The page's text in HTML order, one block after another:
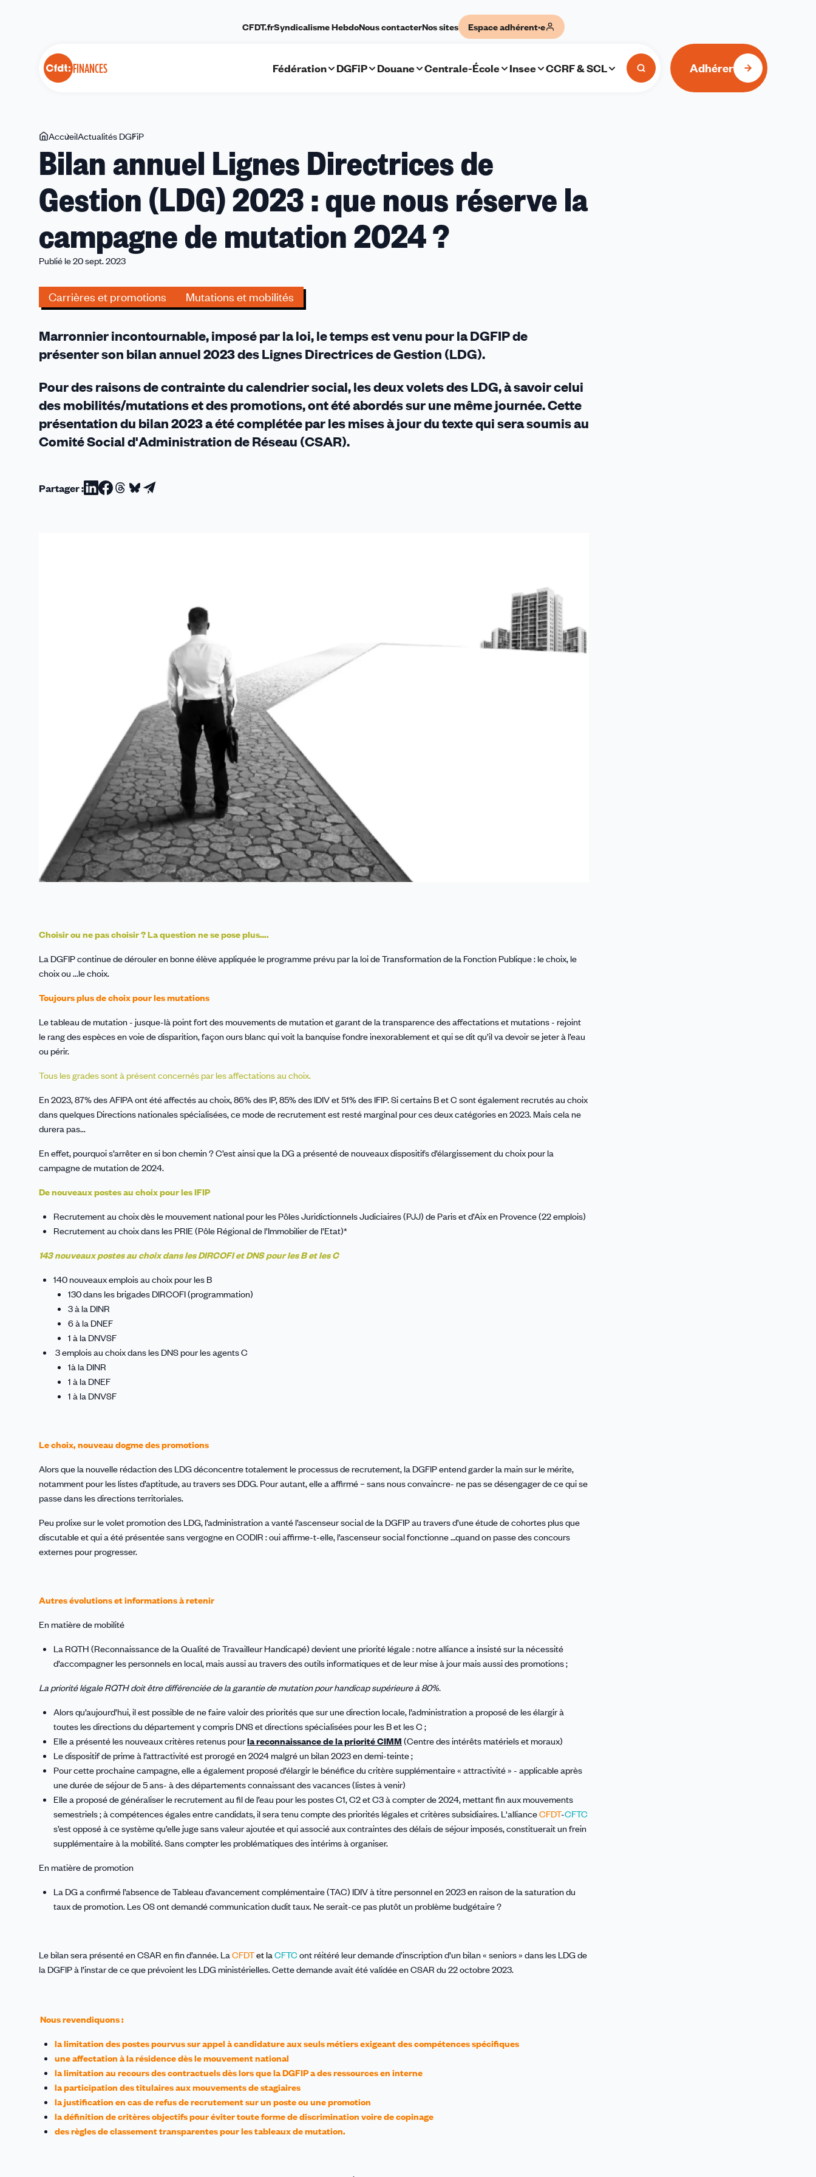
FINANCES
CFDT.frSyndicalisme HebdoNous contacterNos sites Espace adhérent·e
Fédération DGFiP Douane Centrale-École Insee CCRF & SCL Adhérer
Vous
êtes
ici
AccueilActualités DGFiP
annuel
Lignes
Directrices
de
Gestion
(LDG)
2023
nous
réserve
campagne
mutation
?
Bilan annuel Lignes Directrices de
Gestion (LDG) 2023 : que nous réserve la
campagne de mutation 2024 ?
Publié le 20 sept. 2023
Carrières et promotions Mutations et mobilités
Marronnier incontournable, imposé par la loi, le temps est venu pour la DGFIP de
présenter son bilan annuel 2023 des Lignes Directrices de Gestion (LDG).
Pour des raisons de contrainte du calendrier social, les deux volets des LDG, à savoir celui
des mobilités/mutations et des promotions, ont été abordés sur une même journée. Cette
présentation du bilan 2023 a été complétée par les mises à jour du texte qui sera soumis au
Comité Social d'Administration de Réseau (CSAR).
Partager :Partager
Partager
Partager
Partager
Partager
Choisir ou ne pas choisir ? La question ne se pose plus….
La DGFIP continue de dérouler en bonne élève appliquée le programme prévu par la loi de Transformation de la Fonction Publique : le choix, le
choix ou ...le choix.
Toujours plus de choix pour les mutations
Le tableau de mutation - jusque-là point fort des mouvements de mutation et garant de la transparence des affectations et mutations - rejoint
le rang des espèces en voie de disparition, façon ours blanc qui voit la banquise fondre inexorablement et qui se dit qu’il va devoir se jeter à l’eau
ou périr.
Tous les grades sont à présent concernés par les affectations au choix.
En 2023, 87% des AFIPA ont été affectés au choix, 86% des IP, 85% des IDIV et 51% des IFIP. Si certains B et C sont également recrutés au choix
dans quelques Directions nationales spécialisées, ce mode de recrutement est resté marginal pour ces deux catégories en 2023. Mais cela ne
durera pas...
En effet, pourquoi s’arrêter en si bon chemin ? C’est ainsi que la DG a présenté de nouveaux dispositifs d’élargissement du choix pour la
campagne de mutation de 2024.
De nouveaux postes au choix pour les IFIP
Recrutement au choix dès le mouvement national pour les Pôles Juridictionnels Judiciaires (PJJ) de Paris et d’Aix en Provence (22 emplois)
Recrutement au choix dans les PRIE (Pôle Régional de l’Immobilier de l’Etat)*
143 nouveaux postes au choix dans les DIRCOFI et DNS pour les B et les C
140 nouveaux emplois au choix pour les B
130 dans les brigades DIRCOFI (programmation)
3 à la DINR
6 à la DNEF
1 à la DNVSF
3 emplois au choix dans les DNS pour les agents C
1à la DINR
1 à la DNEF
1 à la DNVSF
Le choix, nouveau dogme des promotions
Alors que la nouvelle rédaction des LDG déconcentre totalement le processus de recrutement, la DGFIP entend garder la main sur le mérite,
notamment pour les listes d’aptitude, au travers ses DDG. Pour autant, elle a affirmé – sans nous convaincre- ne pas se désengager de ce qui se
passe dans les directions territoriales.
Peu prolixe sur le volet promotion des LDG, l’administration a vanté l’ascenseur social de la DGFIP au travers d’une étude de cohortes plus que
discutable et qui a été présentée sans vergogne en CODIR : oui affirme-t-elle, l’ascenseur social fonctionne …quand on passe des concours
externes pour progresser.
Autres évolutions et informations à retenir
En matière de mobilité
La RQTH (Reconnaissance de la Qualité de Travailleur Handicapé) devient une priorité légale : notre alliance a insisté sur la nécessité
d’accompagner les personnels en local, mais aussi au travers des outils informatiques et de leur mise à jour mais aussi des promotions ;
La priorité légale RQTH doit être différenciée de la garantie de mutation pour handicap supérieure à 80%.
Alors qu’aujourd’hui, il est possible de ne faire valoir des priorités que sur une direction locale, l’administration a proposé de les élargir à
toutes les directions du département y compris DNS et directions spécialisées pour les B et les C ;
Elle a présenté les nouveaux critères retenus pourla reconnaissance de la priorité CIMM (Centre des intérêts matériels et moraux)
Le dispositif de prime à l’attractivité est prorogé en 2024 malgré un bilan 2023 en demi-teinte ;
Pour cette prochaine campagne, elle a également proposé d’élargir le bénéfice du critère supplémentaire « attractivité » - applicable après
une durée de séjour de 5 ans- à des départements connaissant des vacances (listes à venir)
Elle a proposé de généraliser le recrutement au fil de l’eau pour les postes C1, C2 et C3 à compter de 2024, mettant fin aux mouvements
semestriels ; à compétences égales entre candidats, il sera tenu compte des priorités légales et critères subsidiaires. L'allianceCFDT-CFTC
s’est opposé à ce système qu’elle juge sans valeur ajoutée et qui associé aux contraintes des délais de séjour imposés, constituerait un frein
supplémentaire à la mobilité. Sans compter les problématiques des intérims à organiser.
En matière de promotion
La DG a confirmé l’absence de Tableau d’avancement complémentaire (TAC) IDIV à titre personnel en 2023 en raison de la saturation du
taux de promotion. Les OS ont demandé communication dudit taux. Ne serait-ce pas plutôt un problème budgétaire ?
Le bilan sera présenté en CSAR en fin d’année. LaCFDTet laCFTC ont réitéré leur demande d’inscription d’un bilan « seniors » dans les LDG de
la DGFIP à l’instar de ce que prévoient les LDG ministérielles. Cette demande avait été validée en CSAR du 22 octobre 2023.
Nous revendiquons :
la limitation des postes pourvus sur appel à candidature aux seuls métiers exigeant des compétences spécifiques
une affectation à la résidence dès le mouvement national
la limitation au recours des contractuels dès lors que la DGFIP a des ressources en interne
la participation des titulaires aux mouvements de stagiaires
la justification en cas de refus de recrutement sur un poste ou une promotion
la définition de critères objectifs pour éviter toute forme de discrimination voire de copinage
des règles de classement transparentes pour les tableaux de mutation.